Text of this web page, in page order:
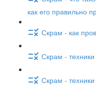
как его правильно
Скрам - как
Скрам -
Скрам -